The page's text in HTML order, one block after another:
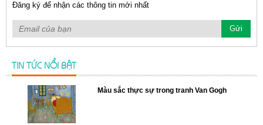
Đăng ký để nhận các thông tin mới nhất
TIN TỨC NỔI BẬT
Màu sắc thực sự trong tranh Van Gogh